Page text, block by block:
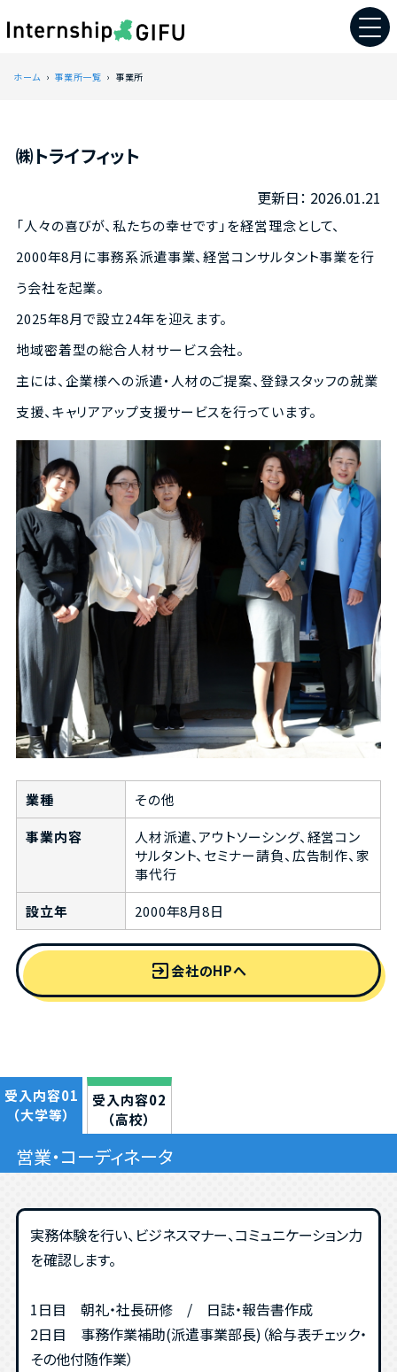
ホーム 事業所一覧 事業所
㈱トライフィット
2026.01.21
「人々の喜びが、私たちの幸せです」を経営理念として、
2000年8月に事務系派遣事業、経営コンサルタント事業を行
う会社を起業。
2025年8月で設立24年を迎えます。
地域密着型の総合人材サービス会社。
主には、企業様への派遣・人材のご提案、登録スタッフの就業
支援、キャリアアップ支援サービスを行っています。
業種
その他
事業内容
人材派遣、アウトソーシング、経営コン
サルタント、セミナー請負、広告制作、家
事代行
設立年
2000年8月8日
exit_to_app会社のHPへ
受入内容01
（大学等）
受入内容02
（高校）
営業・コーディネータ
実務体験を行い、ビジネスマナー、コミュニケーション力
を確認します。
1日目 朝礼・社長研修 / 日誌・報告書作成
2日目 事務作業補助(派遣事業部長)（給与表チェック・
その他付随作業）